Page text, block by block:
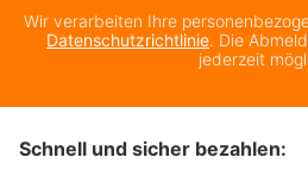
Wir verarbeiten Ihre
Datenschutzrichtlinie. Die
jederzeit
Schnell und sicher bezahlen: